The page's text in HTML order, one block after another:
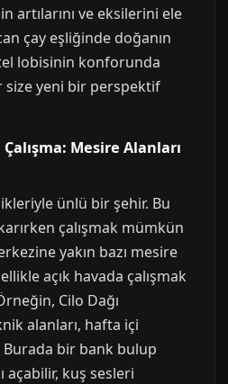
artılarını ve eksilerini ele
çay eşliğinde doğanın
lobisinin konforunda
size yeni bir perspektif
Mesire Alanları
ünlü bir şehir. Bu
çalışmak mümkün
yakın bazı mesire
açık havada çalışmak
Cilo Dağı
alanları, hafta içi
bir bank bulup
açabilir, kuş sesleri